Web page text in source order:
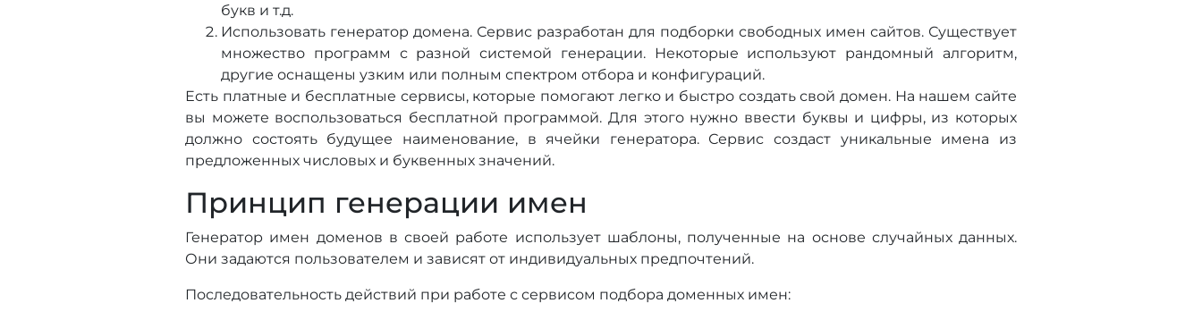
букв и т.д.
Использовать генератор домена. Сервис разработан для подборки свободных имен сайтов. Существует
множество программ с разной системой генерации. Некоторые используют рандомный алгоритм,
другие оснащены узким или полным спектром отбора и конфигураций.
Есть платные и бесплатные сервисы, которые помогают легко и быстро создать свой домен. На нашем сайте
вы можете воспользоваться бесплатной программой. Для этого нужно ввести буквы и цифры, из которых
должно состоять будущее наименование, в ячейки генератора. Сервис создаст уникальные имена из
предложенных числовых и буквенных значений.
Принцип генерации имен
Генератор имен доменов в своей работе использует шаблоны, полученные на основе случайных данных.
Они задаются пользователем и зависят от индивидуальных предпочтений.
Последовательность действий при работе с сервисом подбора доменных имен: